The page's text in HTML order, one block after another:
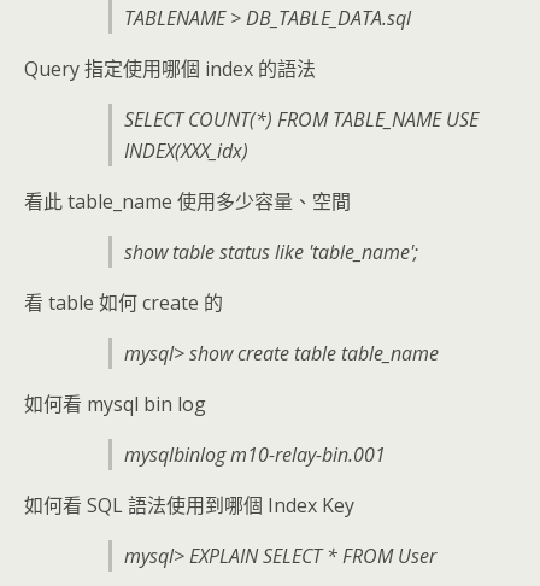
TABLENAME > DB_TABLE_DATA.sql
Query 指定使用哪個 index 的語法
SELECT COUNT(*) FROM TABLE_NAME USE
INDEX(XXX_idx)
看此 table_name 使用多少容量、空間
show table status like 'table_name';
看 table 如何 create 的
mysql> show create table table_name
如何看 mysql bin log
mysqlbinlog m10-relay-bin.001
如何看 SQL 語法使用到哪個 Index Key
mysql> EXPLAIN SELECT * FROM User